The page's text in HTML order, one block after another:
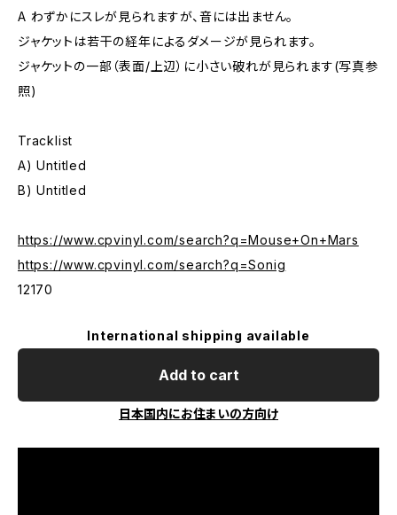
A わずかにスレが見られますが、音には出ません。
ジャケットは若干の経年によるダメージが見られます。
ジャケットの一部（表面/上辺）に小さい破れが見られます(写真参
照)
Tracklist
A) Untitled
B) Untitled
https://www.cpvinyl.com/search?q=Mouse+On+Mars
https://www.cpvinyl.com/search?q=Sonig
12170
International shipping available
Add to cart
日本国内にお住まいの方向け